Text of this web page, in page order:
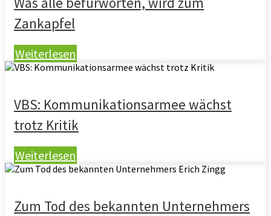
Zankapfel
Weiterlesen
VBS: Kommunikationsarmee wächst
trotz Kritik
Weiterlesen
Zum Tod des bekannten Unternehmers